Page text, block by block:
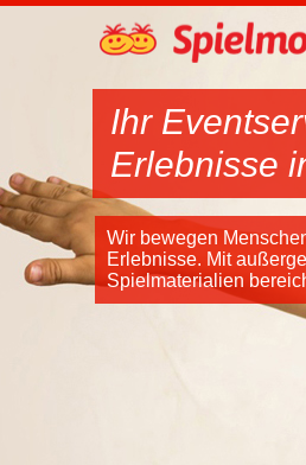
Ihr
Erlebnisse
Wir bewegen
Erlebnisse. Mit
Spielmaterialien